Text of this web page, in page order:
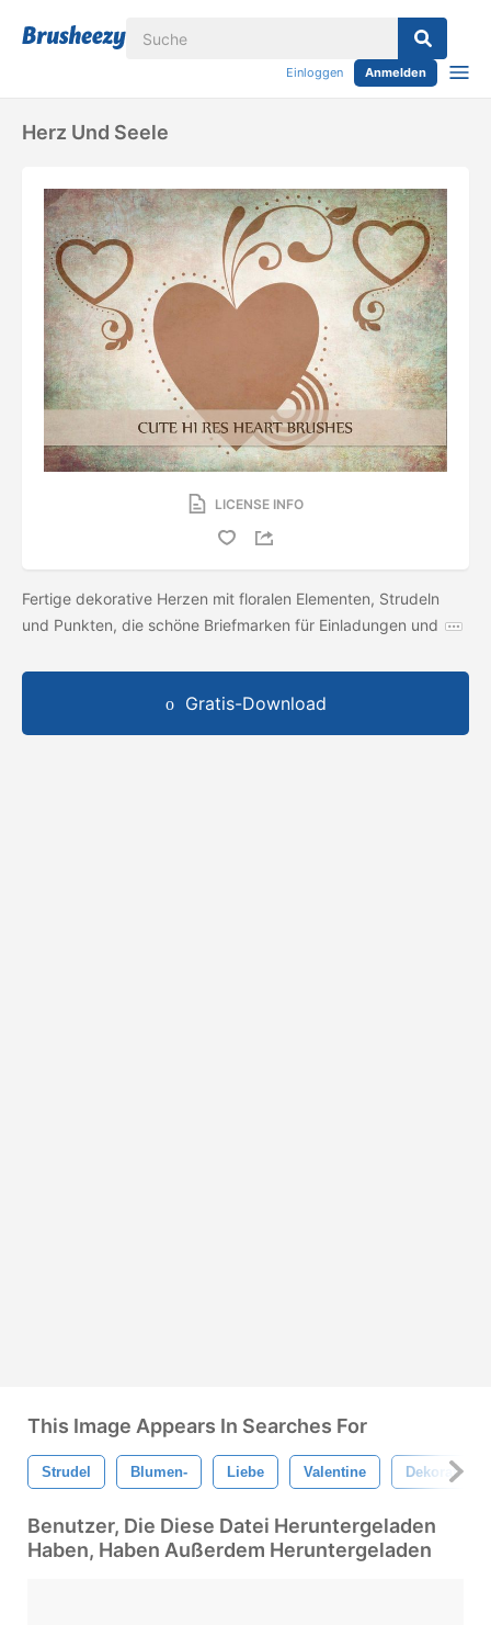
Einloggen Anmelden
Herz Und Seele
LICENSE INFO
Fertige dekorative Herzen mit floralen Elementen, Strudeln
und Punkten, die schöne Briefmarken für Einladungen und
Gratis-Download
This Image Appears In Searches For
Strudel Blumen- Liebe Valentine Dekorativ
Benutzer, Die Diese Datei Heruntergeladen
Haben, Haben Außerdem Heruntergeladen